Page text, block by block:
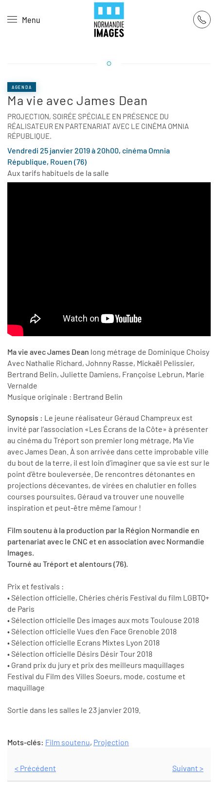
Skip to main content
Menu
AGENDA
Ma vie avec James Dean
PROJECTION, SOIRÉE SPÉCIALE EN PRÉSENCE DU
RÉALISATEUR EN PARTENARIAT AVEC LE CINÉMA OMNIA
RÉPUBLIQUE.
Vendredi 25 janvier 2019 à 20h00, cinéma Omnia
République, Rouen (76)
Aux tarifs habituels de la salle
Ma vie avec James Dean long métrage de Dominique Choisy
Avec Nathalie Richard, Johnny Rasse, Mickaël Pelissier,
Bertrand Belin, Juliette Damiens, Françoise Lebrun, Marie
Vernalde
Musique originale : Bertrand Belin
Synopsis : Le jeune réalisateur Géraud Champreux est
invité par l’association «Les Écrans de la Côte» à présenter
au cinéma du Tréport son premier long métrage, Ma Vie
avec James Dean. À son arrivée dans cette improbable ville
du bout de la terre, il est loin d’imaginer que sa vie est sur le
point d’être bouleversée. De rencontres détonantes en
projections décevantes, de virées en chalutier en folles
courses poursuites, Géraud va trouver une nouvelle
inspiration et peut-être même l’amour !
Film soutenu à la production par la Région Normandie en
partenariat avec le CNC et en association avec Normandie
Images.
Tourné au Tréport et alentours (76).
Prix et festivals :
• Sélection officielle, Chéries chéris Festival du film LGBTQ+
de Paris
• Sélection officielle Des images aux mots Toulouse 2018
• Sélection officielle Vues d’en Face Grenoble 2018
• Sélection officielle Ecrans Mixtes Lyon 2018
• Sélection officielle Désirs Désir Tour 2018
• Grand prix du jury et prix des meilleurs maquillages
Festival du Film des Villes Soeurs, mode, costume et
maquillage
Sortie dans les salles le 23 janvier 2019.
Mots-clés: Film soutenu, Projection
< Précédent Suivant >
Panneau de gestion des cookies